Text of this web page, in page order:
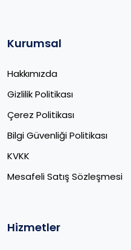
Kurumsal
Hakkımızda
Gizlilik Politikası
Çerez Politikası
Bilgi Güvenliği Politikası
KVKK
Mesafeli Satış Sözleşmesi
Hizmetler